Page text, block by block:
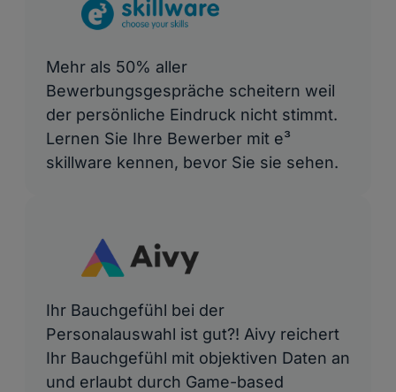
Mehr als 50% aller
Bewerbungsgespräche scheitern weil
der persönliche Eindruck nicht stimmt.
Lernen Sie Ihre Bewerber mit e³
skillware kennen, bevor Sie sie sehen.
Ihr Bauchgefühl bei der
Personalauswahl ist gut?! Aivy reichert
Ihr Bauchgefühl mit objektiven Daten an
und erlaubt durch Game-based